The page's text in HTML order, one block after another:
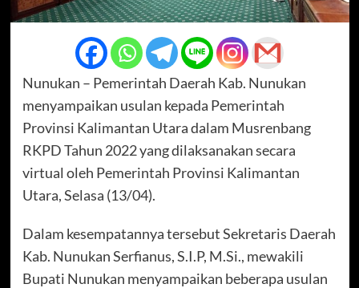
Nunukan – Pemerintah Daerah Kab. Nunukan
menyampaikan usulan kepada Pemerintah
Provinsi Kalimantan Utara dalam Musrenbang
RKPD Tahun 2022 yang dilaksanakan secara
virtual oleh Pemerintah Provinsi Kalimantan
Utara, Selasa (13/04).
Dalam kesempatannya tersebut Sekretaris Daerah
Kab. Nunukan Serfianus, S.I.P, M.Si., mewakili
Bupati Nunukan menyampaikan beberapa usulan